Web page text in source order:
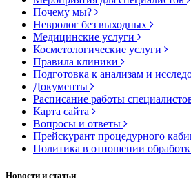
Почему мы?
Невролог без выходных
Медицинские услуги
Косметологические услуги
Правила клиники
Подготовка к анализам и
Документы
Расписание работы
Карта сайта
Вопросы и ответы
Прейскурант процедурного
Политика в отношении
Новости и статьи